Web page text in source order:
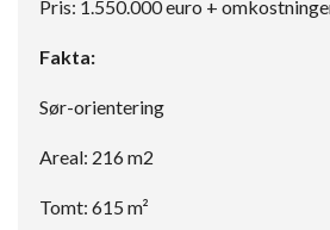
Pris: 1.550.000 euro +
Fakta:
Sør-orientering
Areal: 216 m2
Tomt: 615 m²